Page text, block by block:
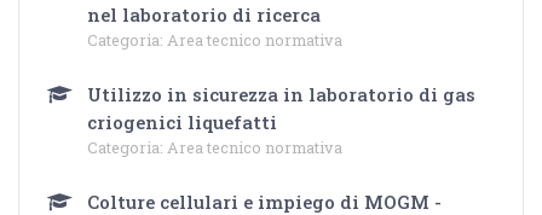
nel laboratorio di ricerca
Categoria: Area tecnico normativa
Utilizzo in sicurezza in laboratorio di gas
criogenici liquefatti
Categoria: Area tecnico normativa
Colture cellulari e impiego di MOGM -